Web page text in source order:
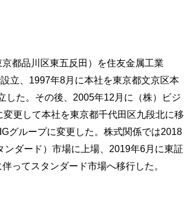
都品川区東五反田）を住友金属工業
立、1997年8月に本社を東京都文京区本
した。その後、2005年12月に（株）ビジ
更して本社を東京都千代田区九段北に移
グループに変更した。株式関係では2018
ダード）市場に上場、2019年6月に東証
ってスタンダード市場へ移行した。